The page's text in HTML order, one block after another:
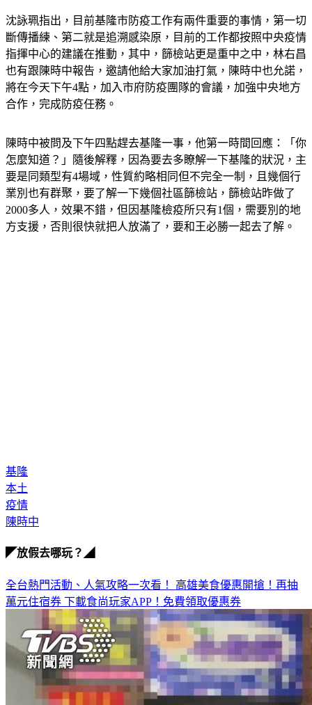
斷傳播練、第二就是追溯感染原，目前的工作都按照中央疫情
指揮中心的建議在推動，其中，篩檢站更是重中之中，林右昌
也有跟陳時中報告，邀請他給大家加油打氣，陳時中也允諾，
將在今天下午4點，加入市府防疫團隊的會議，加強中央地方
合作，完成防疫任務。
怎麼知道？」隨後解釋，因為要去多瞭解一下基隆的狀況，主
要是同類型有4場域，性質約略相同但不完全一制，且幾個行
業別也有群聚，要了解一下幾個社區篩檢站，篩檢站昨做了
2000多人，效果不錯，但因基隆檢疫所只有1個，需要別的地
方支援，否則很快就把人放滿了，要和王必勝一起去了解。
本土
疫情
陳時中
萬元住宿券下載食尚玩家APP！免費領取優惠券